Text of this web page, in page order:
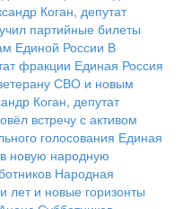
Коган, депутат
партийные билеты
Единой России В
фракции Единая Россия
СВО и новым
Коган, депутат
встречу с активом
голосования Единая
новую народную
Народная
лет и новые горизонты